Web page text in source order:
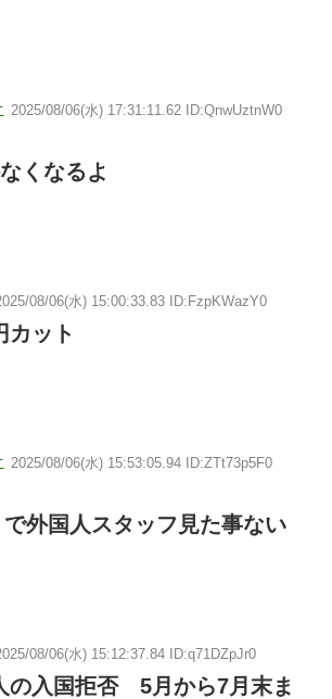
2025/08/06(水) 17:31:11.62 ID:QnwUztnW0
くなるよ
08/06(水) 15:00:33.83 ID:FzpKWazY0
カット
2025/08/06(水) 15:53:05.94 ID:ZTt73p5F0
外国人スタッフ見た事ない
08/06(水) 15:12:37.84 ID:q71DZpJr0
の入国拒否 5月から7月末ま